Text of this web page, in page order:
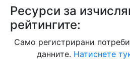
Ресурси за
рейтингите:
Само регистрирани
данните. Натиснете